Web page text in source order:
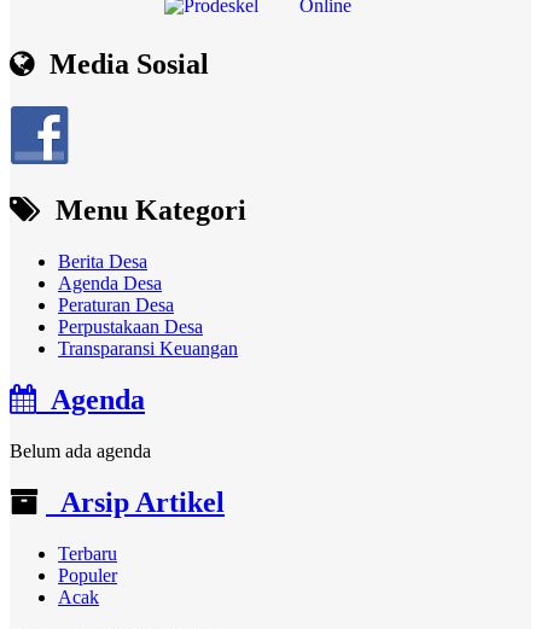
Media Sosial
Menu Kategori
Berita Desa
Agenda Desa
Peraturan Desa
Perpustakaan Desa
Transparansi Keuangan
Agenda
Belum ada agenda
Arsip Artikel
Terbaru
Populer
Acak